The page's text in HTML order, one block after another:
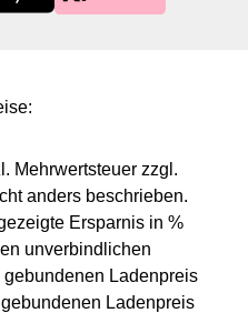
Mehrwertsteuer zzgl.
anders beschrieben.
Ersparnis in %
unverbindlichen
Ladenpreis
Ladenpreis